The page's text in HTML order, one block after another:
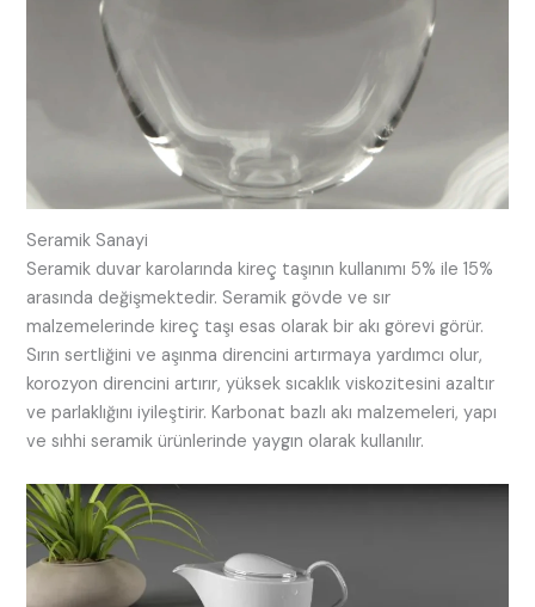
Seramik Sanayi
Seramik duvar karolarında kireç taşının kullanımı 5% ile 15%
arasında değişmektedir. Seramik gövde ve sır
malzemelerinde kireç taşı esas olarak bir akı görevi görür.
Sırın sertliğini ve aşınma direncini artırmaya yardımcı olur,
korozyon direncini artırır, yüksek sıcaklık viskozitesini azaltır
ve parlaklığını iyileştirir. Karbonat bazlı akı malzemeleri, yapı
ve sıhhi seramik ürünlerinde yaygın olarak kullanılır.